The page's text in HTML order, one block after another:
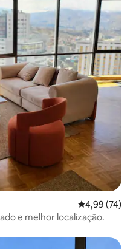
4,99 de uma
4,99 (74)
e melhor localização.